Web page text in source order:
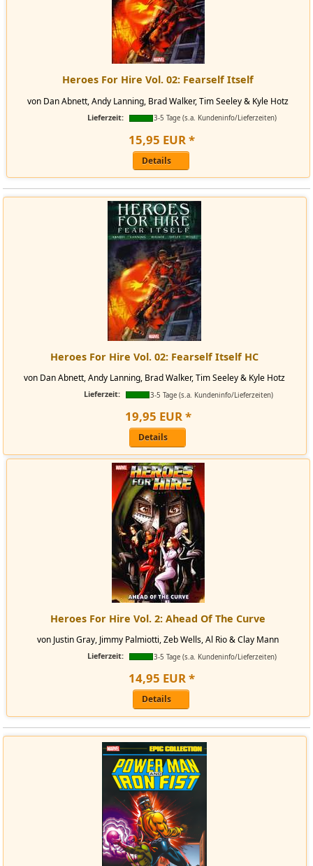
Heroes For Hire Vol. 02: Fearself Itself
von Dan Abnett, Andy Lanning, Brad Walker, Tim Seeley & Kyle Hotz
Lieferzeit: 3-5 Tage (s.a. Kundeninfo/Lieferzeiten)
15,95 EUR*
Details
Heroes For Hire Vol. 02: Fearself Itself HC
von Dan Abnett, Andy Lanning, Brad Walker, Tim Seeley & Kyle Hotz
Lieferzeit: 3-5 Tage (s.a. Kundeninfo/Lieferzeiten)
19,95 EUR*
Details
Heroes For Hire Vol. 2: Ahead Of The Curve
von Justin Gray, Jimmy Palmiotti, Zeb Wells, Al Rio & Clay Mann
Lieferzeit: 3-5 Tage (s.a. Kundeninfo/Lieferzeiten)
14,95 EUR*
Details